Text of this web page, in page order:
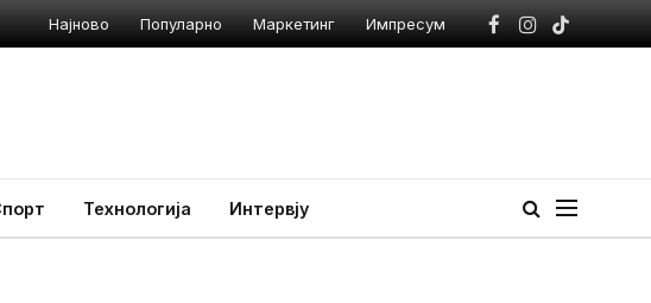
Најново Популарно Маркетинг Импресум
Facebook
Instagram
TikTok
Технологија Интервју